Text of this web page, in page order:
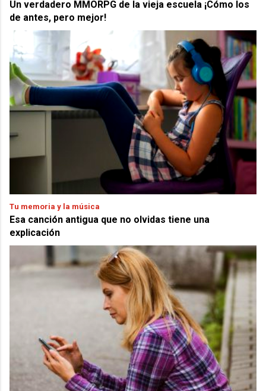
Un verdadero MMORPG de la vieja escuela ¡Cómo los
de antes, pero mejor!
Tu memoria y la música
Esa canción antigua que no olvidas tiene una
explicación